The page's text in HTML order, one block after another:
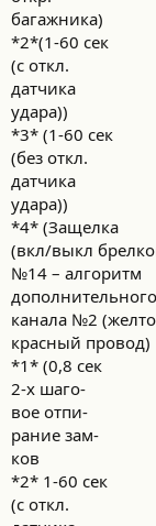
багажника)
*2*(1-60 сек
(с откл.
датчика
удара))
*3* (1-60 сек
(без откл.
датчика
удара))
*4* (Защелка
(вкл/выкл
№14 – алгоритм
дополнительного
канала №2
красный провод)
*1* (0,8 сек
2-х шаго-
вое отпи-
рание зам-
ков
*2* 1-60 сек
(с откл.